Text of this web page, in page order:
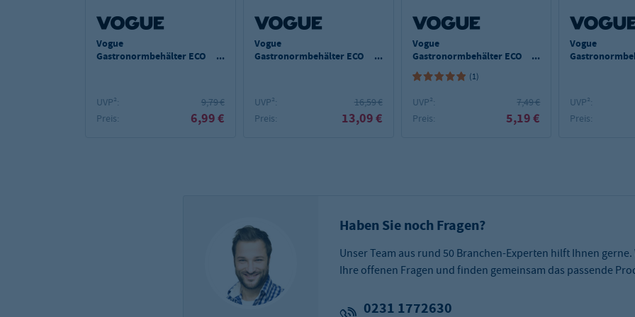
Vogue
Gastronormbehälter ECO
UVP²:
9,79 €
Preis:
6,99 €
Vogue
Gastronormbehälter ECO
UVP²:
16,59 €
Preis:
13,09 €
Vogue
Gastronormbehälter ECO
GN 1/2 - 65 mm
(1)
UVP²:
7,49 €
Preis:
5,19 €
Vogue
UVP²:
Preis:
Haben Sie noch Fragen?
Unser Team aus rund 50 Branchen-Experten hilft Ihnen
Ihre offenen Fragen und finden gemeinsam das passende
0231 1772630